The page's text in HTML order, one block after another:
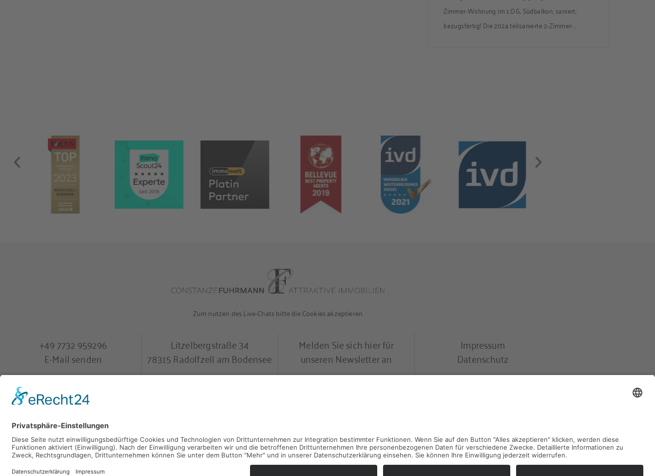
Zimmer-Wohnung im 1.OG, Südbalkon, saniert,
bezugsfertig! Die 2024 teilsanierte 2-Zimmer-
Zum nutzen des Live-Chats bitte die Cookies akzeptieren
+49 7732 959296
E-Mail senden
Litzelbergstraße 34
78315 Radolfzell am Bodensee
Melden Sie sich hier für
unseren Newsletter an
Impressum
Datenschutz
40 Bewertungen 9,0
provided by